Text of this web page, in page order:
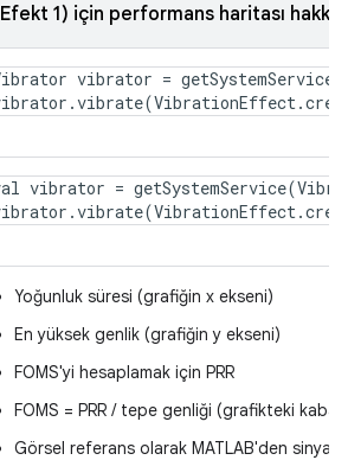
1) için performans haritası
vibrator =
vibrator =
Yoğunluk süresi (grafiğin x ekseni)
En yüksek genlik (grafiğin y ekseni)
FOMS'yi hesaplamak için PRR
FOMS = PRR / tepe genliği (grafikteki
Görsel referans olarak MATLAB'den sinyal